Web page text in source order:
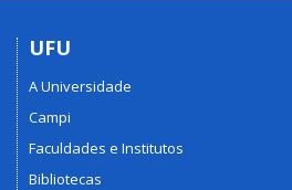
UFU
A Universidade
Campi
Faculdades e Institutos
Bibliotecas